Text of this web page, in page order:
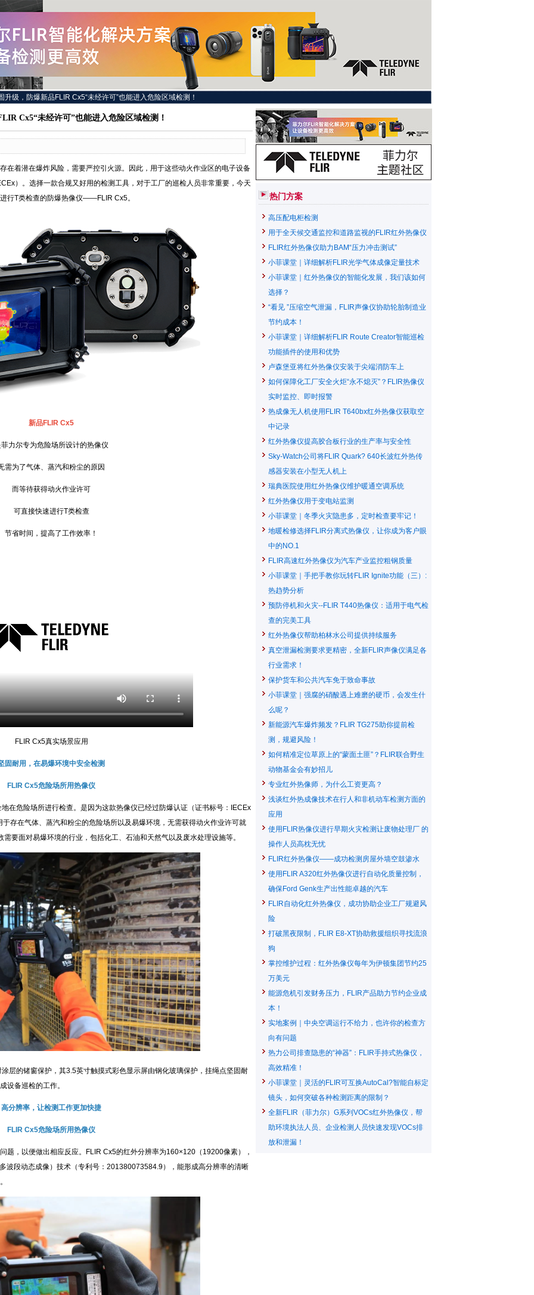
升级，防爆新品FLIR Cx5“未经许可”也能进入危险区域检测！
Cx5“未经许可”也能进入危险区域检测！
着潜在爆炸风险，需要严控引火源。因此，用于这些动火作业区的电子设备
）。选择一款合规又好用的检测工具，对于工厂的巡检人员非常重要，今天
行T类检查的防爆热像仪——FLIR Cx5。
新品FLIR Cx5
尔专为危险场所设计的热像仪
了气体、蒸汽和粉尘的原因
等待获得动火作业许可
直接快速进行T类检查
时间，提高了工作效率！
FLIR Cx5真实场景应用
耐用，在易爆环境中安全检测
Cx5危险场所用热像仪
危险场所进行检查。是因为这款热像仪已经过防爆认证（证书标号：IECEx
存在气体、蒸汽和粉尘的危险场所以及易爆环境，无需获得动火作业许可就
要面对易爆环境的行业，包括化工、石油和天然气以及废水处理设施等。
的锗窗保护，其3.5英寸触摸式彩色显示屏由钢化玻璃保护，挂绳点坚固耐
设备巡检的工作。
分辨率，让检测工作更加快捷
Cx5危险场所用热像仪
，以便做出相应反应。FLIR Cx5的红外分辨率为160×120（19200像素），
波段动态成像）技术（专利号：201380073584.9），能形成高分辨率的清晰
热门方案
高压配电柜检测
用于全天候交通监控和道路监视的FLIR红外热像仪
FLIR红外热像仪助力BAM“压力冲击测试”
小菲课堂｜详细解析FLIR光学气体成像定量技术
小菲课堂｜红外热像仪的智能化发展，我们该如何
选择？
“看见 ”压缩空气泄漏，FLIR声像仪协助轮胎制造业
节约成本！
小菲课堂｜详细解析FLIR Route Creator智能巡检
功能插件的使用和优势
卢森堡亚将红外热像仪安装于尖端消防车上
如何保障化工厂安全火炬“永不熄灭”？FLIR热像仪
实时监控、即时报警
热成像无人机使用FLIR T640bx红外热像仪获取空
中记录
红外热像仪提高胶合板行业的生产率与安全性
Sky-Watch公司将FLIR Quark? 640长波红外热传
感器安装在小型无人机上
瑞典医院使用红外热像仪维护暖通空调系统
红外热像仪用于变电站监测
小菲课堂｜冬季火灾隐患多，定时检查要牢记！
地暖检修选择FLIR分离式热像仪，让你成为客户眼
中的NO.1
FLIR高速红外热像仪为汽车产业监控粗钢质量
小菲课堂｜手把手教你玩转FLIR Ignite功能（三）:
热趋势分析
预防停机和火灾--FLIR T440热像仪：适用于电气检
查的完美工具
红外热像仪帮助柏林水公司提供持续服务
真空泄漏检测要求更精密，全新FLIR声像仪满足各
行业需求！
保护货车和公共汽车免于致命事故
小菲课堂｜强腐的硝酸遇上难磨的硬币，会发生什
么呢？
新能源汽车爆炸频发？FLIR TG275助你提前检
测，规避风险！
如何精准定位草原上的“蒙面土匪”？FLIR联合野生
动物基金会有妙招儿
专业红外热像师，为什么工资更高？
浅谈红外热成像技术在行人和非机动车检测方面的
应用
使用FLIR热像仪进行早期火灾检测让废物处理厂 的
操作人员高枕无忧
FLIR红外热像仪——成功检测房屋外墙空鼓渗水
使用FLIR A320红外热像仪进行自动化质量控制，
确保Ford Genk生产出性能卓越的汽车
FLIR自动化红外热像仪，成功协助企业工厂规避风
险
打破黑夜限制，FLIR E8-XT协助救援组织寻找流浪
狗
掌控维护过程：红外热像仪每年为伊顿集团节约25
万美元
能源危机引发财务压力，FLIR产品助力节约企业成
本！
实地案例｜中央空调运行不给力，也许你的检查方
向有问题
热力公司排查隐患的“神器”：FLIR手持式热像仪，
高效精准！
小菲课堂｜灵活的FLIR可互换AutoCal?智能自标定
镜头，如何突破各种检测距离的限制？
全新FLIR（菲力尔）G系列VOCs红外热像仪，帮
助环境执法人员、企业检测人员快速发现VOCs排
放和泄漏！